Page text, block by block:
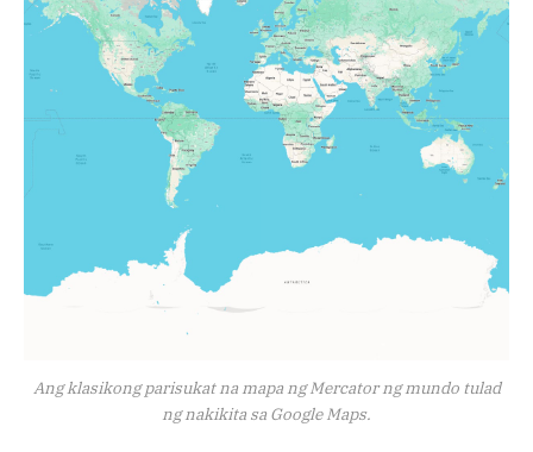
Ang klasikong parisukat na mapa ng Mercator ng mundo tulad
ng nakikita sa Google Maps.